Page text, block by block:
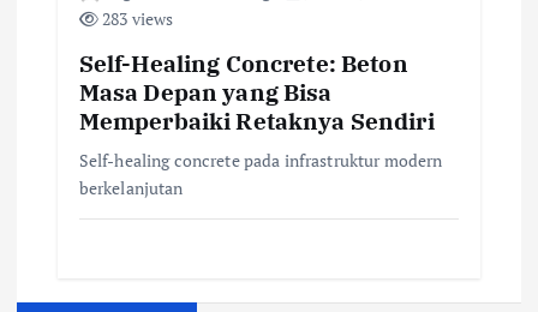
283 views
Self-Healing Concrete: Beton
Masa Depan yang Bisa
Memperbaiki Retaknya Sendiri
Self-healing concrete pada infrastruktur modern
berkelanjutan